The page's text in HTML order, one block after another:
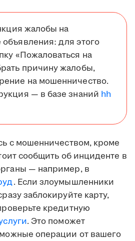
жалобы на
для этого
«Пожаловаться на
причину жалобы,
на мошенничество.
— в базе знаний hh
с мошенничеством, кроме
сообщить об инциденте в
— например, в
. Если злоумышленники
заблокируйте карту,
кредитную
. Это поможет
операции от вашего